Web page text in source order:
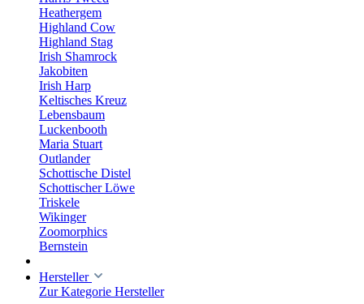
Heathergem
Highland Cow
Highland Stag
Irish Shamrock
Jakobiten
Irish Harp
Keltisches Kreuz
Lebensbaum
Luckenbooth
Maria Stuart
Outlander
Schottische Distel
Schottischer Löwe
Triskele
Wikinger
Zoomorphics
Bernstein
Hersteller
Zur Kategorie Hersteller